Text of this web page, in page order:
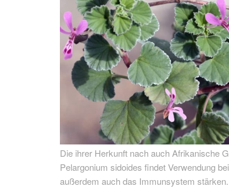
Die ihrer Herkunft nach auch Afrikanische
Pelargonium sidoides findet Verwendung
außerdem auch das Immunsystem